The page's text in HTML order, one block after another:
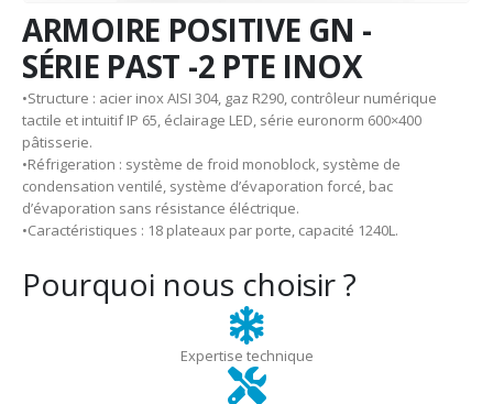
ARMOIRE POSITIVE GN -
SÉRIE PAST -2 PTE INOX
•Structure : acier inox AISI 304, gaz R290, contrôleur numérique
tactile et intuitif IP 65, éclairage LED, série euronorm 600×400
pâtisserie.
•Réfrigeration : système de froid monoblock, système de
condensation ventilé, système d’évaporation forcé, bac
d’évaporation sans résistance éléctrique.
•Caractéristiques : 18 plateaux par porte, capacité 1240L.
Pourquoi nous choisir ?
Expertise technique